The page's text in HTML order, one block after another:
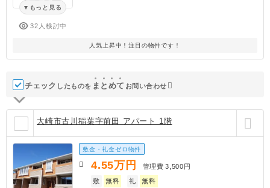
もっと見る
32人検討中
人気上昇中！注目の物件です！
チェック したものを ま と めて お問い合わせ
大崎市古川稲葉字前田 アパート 1階
敷金・礼金ゼロ物件
4.55万円 管理費 3,500円
敷
無料 礼 無料